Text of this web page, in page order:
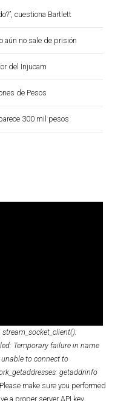
cuestiona Bartlett
aún no sale de prisión
del Injucam
de Pesos
300 mil pesos
stream_socket_client():
Temporary failure in name
to connect to
getaddrinfo
Please make sure you performed
a proper server API key.